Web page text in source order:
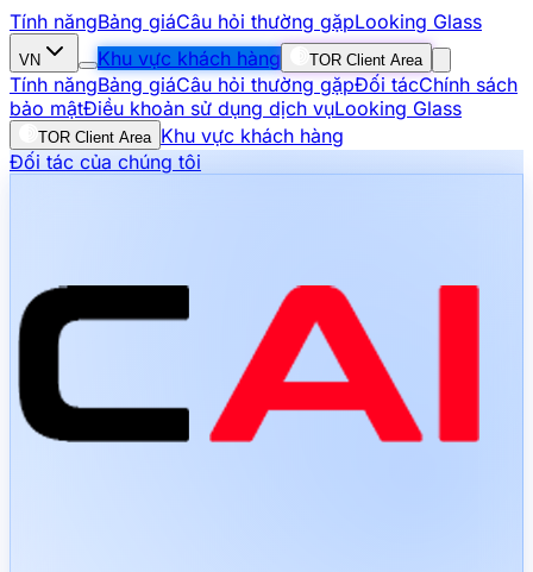
Tính năngBảng giáCâu hỏi thường gặpLooking Glass
VN Khu vực khách hàng TOR Client Area
Tính năngBảng giáCâu hỏi thường gặpĐối tácChính sách
bảo mậtĐiều khoản sử dụng dịch vụLooking Glass
TOR Client Area Khu vực khách hàng
Đối tác của chúng tôi